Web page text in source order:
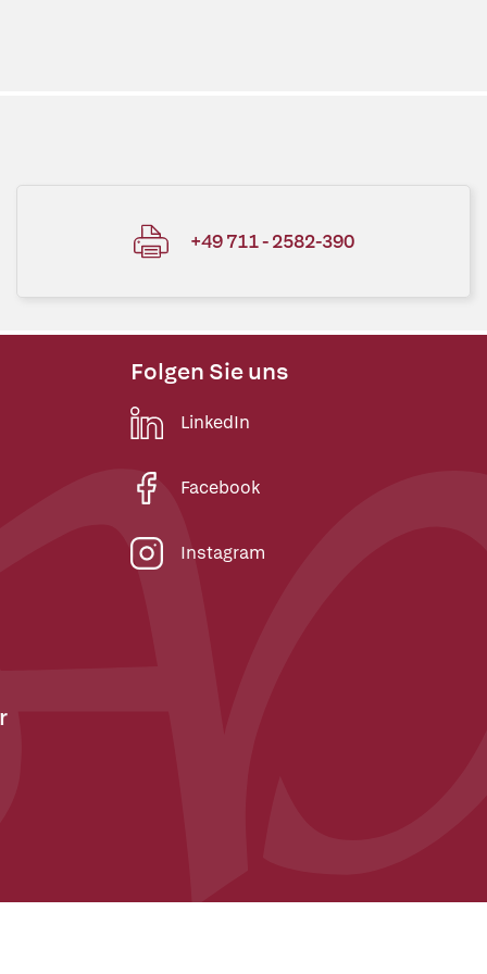
+49 711 - 2582-390
Folgen Sie uns
LinkedIn
Facebook
Instagram